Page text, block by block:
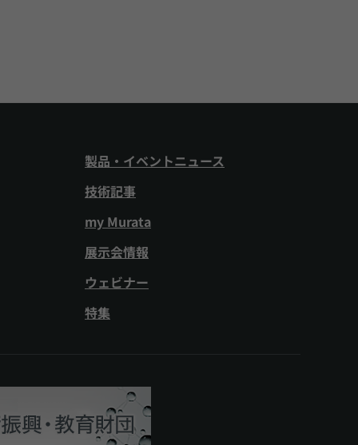
製品・イベントニュース
技術記事
my Murata
展示会情報
ウェビナー
特集